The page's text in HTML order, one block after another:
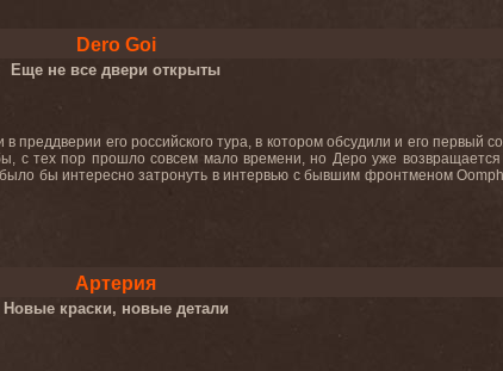
Dero Goi
Еще не все двери открыты
преддверии его российского тура, в котором обсудили и его первый
с тех пор прошло совсем мало времени, но Деро уже
бы интересно затронуть в интервью с бывшим фронтменом
Артерия
Новые краски, новые детали